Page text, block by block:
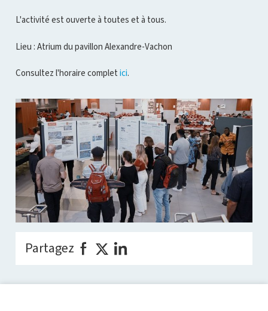
L'activité est ouverte à toutes et à tous.
Lieu : Atrium du pavillon Alexandre-Vachon
Consultez l'horaire complet ici.
Partagez